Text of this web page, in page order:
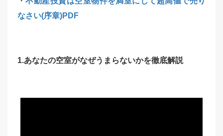
なさい(序章)PDF
1.あなたの空室がなぜうまらないかを徹底解説